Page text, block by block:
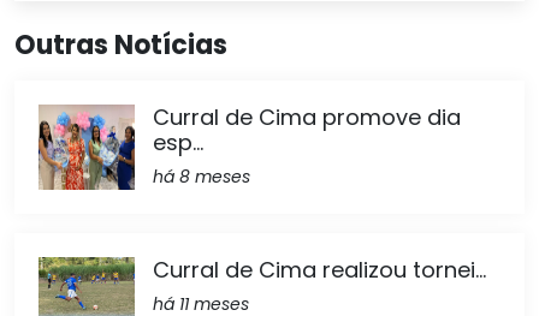
Outras Notícias
Curral de Cima promove dia
esp...
há 8 meses
Curral de Cima realizou tornei...
há 11 meses